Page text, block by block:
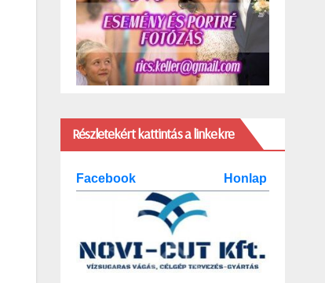
Részletekért kattintás a linkekre
Facebook Honlap